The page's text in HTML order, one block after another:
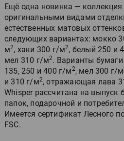
Ещё одна новинка —
оригинальными видами
естественных матовых
следующих вариантах: мокко
м2, хаки 300 г/м2, белый 250 и
мел 310 г/м2. Варианты бумаги
135, 250 и 400 г/м2, мел 300 г/м
и 310 г/м2, отражающая лава
Whisper рассчитана на
папок, подарочной и
Имеется сертификат Лесного
FSC.